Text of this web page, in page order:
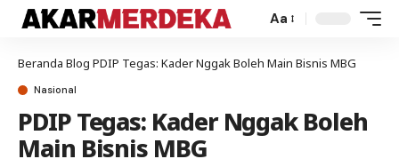
Aa
Beranda Blog PDIP Tegas: Kader Nggak Boleh Main Bisnis MBG
Nasional
PDIP Tegas: Kader Nggak Boleh
Main Bisnis MBG